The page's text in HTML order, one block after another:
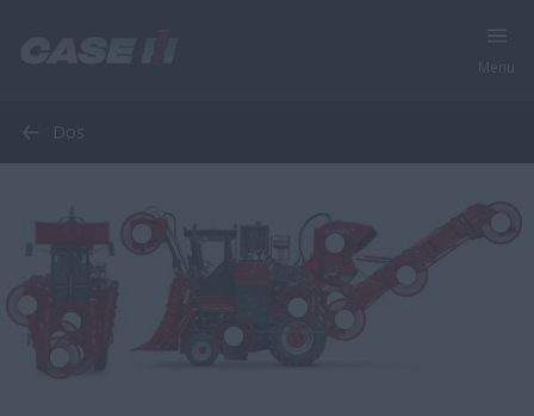
Dos